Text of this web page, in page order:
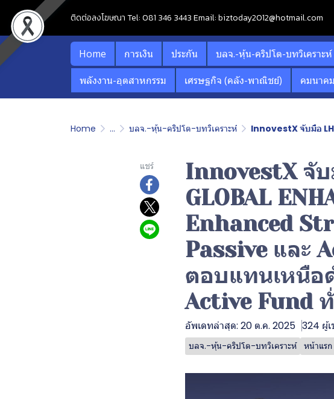
ติดต่อลงโฆษณา Tel: 081 346 3443 Email: biztoday2012@hotmail.com
Home การเงิน ประกัน บลจ.-หุ้น-คริปโต-บทวิเคราะห์
พลังงาน-อุตสาหกรรม
เศรษฐกิจ (คลัง-พาณิชย์) คมนาค
Home ... บลจ.-หุ้น-คริปโต-บทวิเคราะห์ InnovestX จับมือ LH Fund เปิด IPO
แชร์
InnovestX จับ
GLOBAL
Enhanced
Passive และ
ตอบแทนเหนือ
Active Fund
อัพเดทล่าสุด: 20 ต.ค. 2025 324 ผู้
บลจ.-หุ้น-คริปโต-บทวิเคราะห์ หน้าแรก